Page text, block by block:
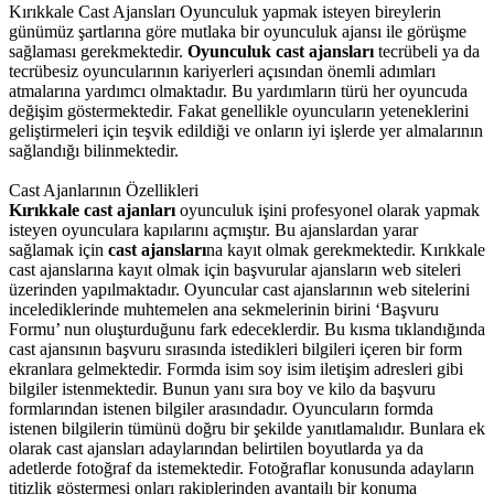
Kırıkkale Cast Ajansları Oyunculuk yapmak isteyen bireylerin
günümüz şartlarına göre mutlaka bir oyunculuk ajansı ile görüşme
sağlaması gerekmektedir. Oyunculuk cast ajansları tecrübeli ya da
tecrübesiz oyuncularının kariyerleri açısından önemli adımları
atmalarına yardımcı olmaktadır. Bu yardımların türü her oyuncuda
değişim göstermektedir. Fakat genellikle oyuncuların yeteneklerini
geliştirmeleri için teşvik edildiği ve onların iyi işlerde yer almalarının
sağlandığı bilinmektedir.
Cast Ajanlarının Özellikleri
Kırıkkale cast ajanları oyunculuk işini profesyonel olarak yapmak
isteyen oyunculara kapılarını açmıştır. Bu ajanslardan yarar
sağlamak için cast ajanslarına kayıt olmak gerekmektedir. Kırıkkale
cast ajanslarına kayıt olmak için başvurular ajansların web siteleri
üzerinden yapılmaktadır. Oyuncular cast ajanslarının web sitelerini
incelediklerinde muhtemelen ana sekmelerinin birini ‘Başvuru
Formu’ nun oluşturduğunu fark edeceklerdir. Bu kısma tıklandığında
cast ajansının başvuru sırasında istedikleri bilgileri içeren bir form
ekranlara gelmektedir. Formda isim soy isim iletişim adresleri gibi
bilgiler istenmektedir. Bunun yanı sıra boy ve kilo da başvuru
formlarından istenen bilgiler arasındadır. Oyuncuların formda
istenen bilgilerin tümünü doğru bir şekilde yanıtlamalıdır. Bunlara ek
olarak cast ajansları adaylarından belirtilen boyutlarda ya da
adetlerde fotoğraf da istemektedir. Fotoğraflar konusunda adayların
titizlik göstermesi onları rakiplerinden avantajlı bir konuma